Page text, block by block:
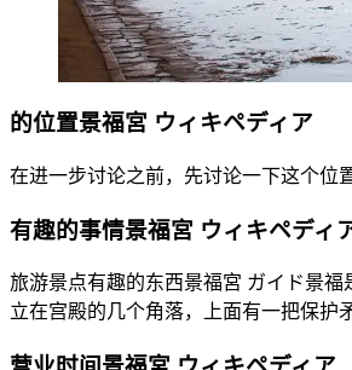
的位置景福宮 ウィキペディア
在进一步讨论之前，先讨论一下这个位
有趣的事情景福宮 ウィキペディ
旅游景点有趣的东西景福宮 ガイド景
立在宫殿的几个角落，上面有一把保护矛